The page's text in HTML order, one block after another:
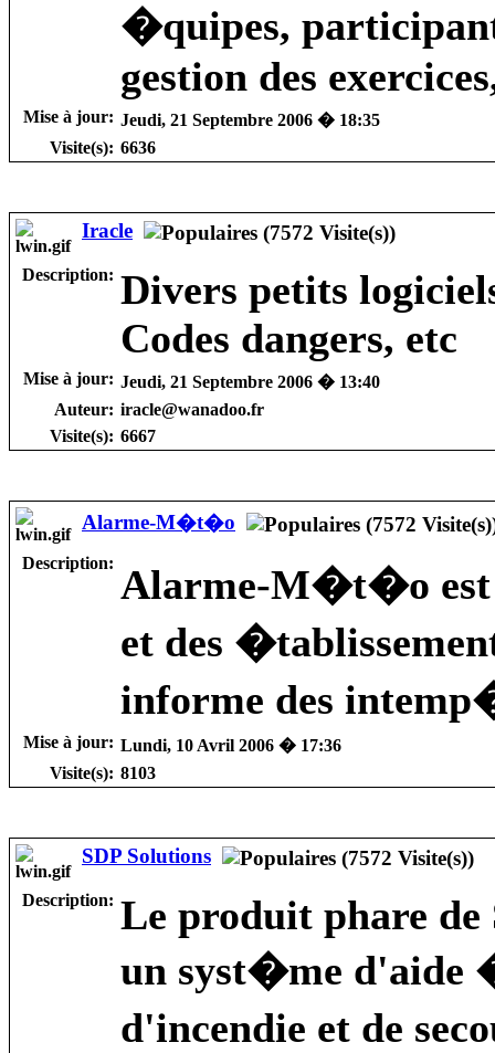
�quipes,
gestion des
Mise à jour: Jeudi, 21 Septembre 2006 � 18:35
Visite(s): 6636
Iracle
Description: Divers petits
Codes dangers, etc
Mise à jour: Jeudi, 21 Septembre 2006 � 13:40
Auteur: iracle@wanadoo.fr
Visite(s): 6667
Alarme-M�t�o
Description: Alarme-M�t�o est
et des
informe des
Mise à jour: Lundi, 10 Avril 2006 � 17:36
Visite(s): 8103
SDP Solutions
Description: Le produit phare de
un syst�me d'aide
d'incendie et de